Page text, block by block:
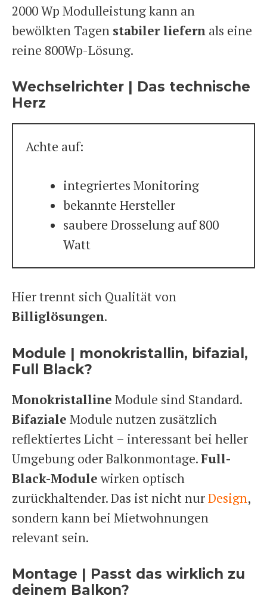
2000 Wp Modulleistung kann an
bewölkten Tagen stabiler liefern als eine
reine 800Wp-Lösung.
Wechselrichter | Das technische
Herz
Achte auf:
integriertes Monitoring
bekannte Hersteller
saubere Drosselung auf 800
Watt
Hier trennt sich Qualität von
Billiglösungen.
Module | monokristallin, bifazial,
Full Black?
Monokristalline Module sind Standard.
Bifaziale Module nutzen zusätzlich
reflektiertes Licht – interessant bei heller
Umgebung oder Balkonmontage.Full-
Black-Modulewirken optisch
zurückhaltender. Das ist nicht nurDesign,
sondern kann bei Mietwohnungen
relevant sein.
Montage | Passt das wirklich zu
deinem Balkon?